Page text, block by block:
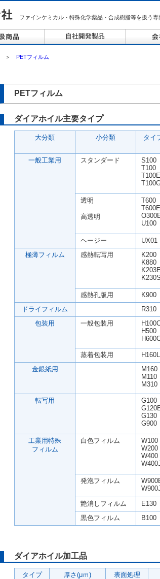
ファインケミカル・特殊化学薬品・合成樹脂等を扱う専
＞ PETフィルム
PETフィルム
ダイアホイル主要タイプ
大分類 小分類 タイ
一般工業用 スタンダード
S100
T100
T100E
透明
高透明
T600
T600E
U100
ヘージー
UX01
極薄フィルム
感熱転写用
K200
K880
K203E
K230S
感熱孔版用
K900
ドライフィルム
R310
包装用
一般包装用
H500
蒸着包装用
H160L
金銀紙用
M160
M110
M310
転写用
G100
G130
G900
工業用特殊
フィルム
白色フィルム
W100
W200
W400
発泡フィルム
艶消しフィルム
E130
黒色フィルム
B100
ダイアホイル加工品
タイプ 厚さ(μｍ) 表面処理